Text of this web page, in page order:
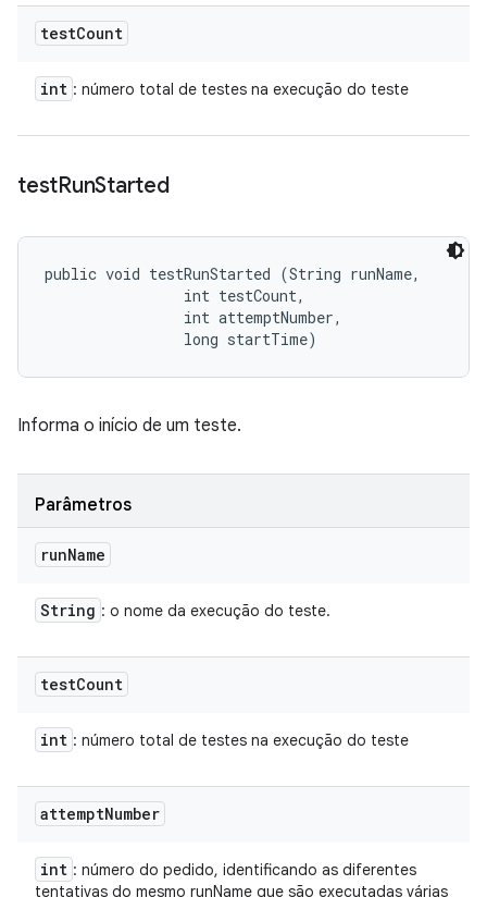
testCount
int : número total de testes na execução do teste
testRunStarted
public void testRunStarted (String runName,
                int testCount,
                int attemptNumber,
                long startTime)
Informa o início de um teste.
Parâmetros
runName
String : o nome da execução do teste.
testCount
int : número total de testes na execução do teste
attemptNumber
int : número do pedido, identificando as diferentes
tentativas do mesmo runName que são executadas várias